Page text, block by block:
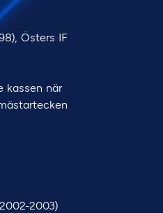
Östers IF
kassen när
2003)